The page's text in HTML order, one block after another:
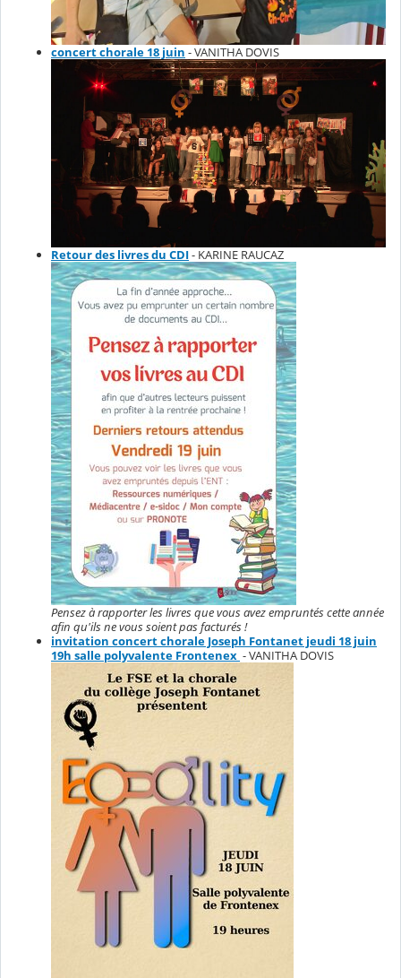
concert chorale 18 juin - VANITHA DOVIS
Retour des livres du CDI- KARINE RAUCAZ
Pensez à rapporter les livres que vous avez empruntés cette année
afin qu'ils ne vous soient pas facturés !
invitation concert chorale Joseph Fontanet jeudi 18 juin
19h salle polyvalente Frontenex - VANITHA DOVIS